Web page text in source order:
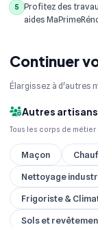
5
Profitez des
aides
Continuer
Élargissez à d'autres
Autres
Tous les corps de métier
Maçon
Nettoyage
Frigoriste &
Sols et